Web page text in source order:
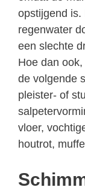
opstijgend is.
regenwater
een slechte
Hoe dan
de volgende
pleister- of
vloer,
houtrot,